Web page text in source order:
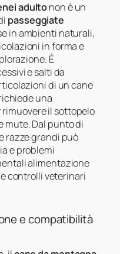
adultonon è un
passeggiate
in ambienti naturali,
in forma e
È
e salti da
di un cane
una
rimuovere il sottopelo
mute. Dal punto di
razze grandi può
e problemi
alimentazione
controlli veterinari
e compatibilità